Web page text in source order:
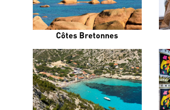
Côtes Bretonnes